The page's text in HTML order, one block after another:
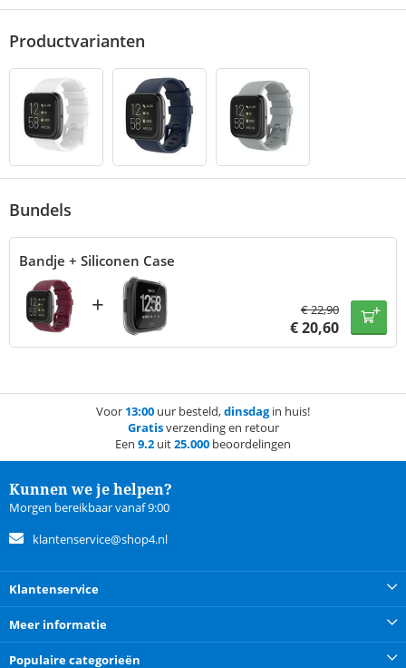
Productvarianten
Bundels
Bandje + Siliconen Case
+ €22,90
€20,60
Voor 13:00 uur besteld,dinsdagin huis!
Gratisverzending en retour
Een 9.2 uit25.000 beoordelingen
Kunnen we je helpen?
Morgen bereikbaar vanaf 9:00
klantenservice@shop4.nl
Klantenservice
Meer informatie
Populaire categorieën